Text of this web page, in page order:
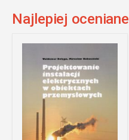
Najlepiej oceniane